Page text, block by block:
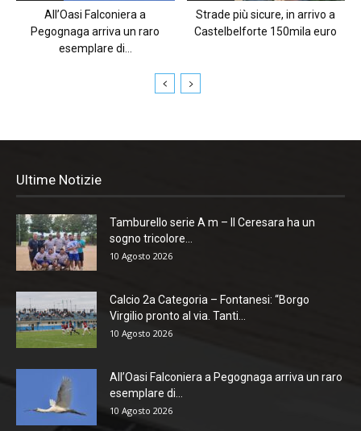
All’Oasi Falconiera a
Pegognaga arriva un raro
esemplare di...
Strade più sicure, in arrivo a
Castelbelforte 150mila euro
Ultime Notizie
Tamburello serie A m – Il Ceresara ha un
sogno tricolore...
10 Agosto 2026
Calcio 2a Categoria – Fontanesi: “Borgo
Virgilio pronto al via. Tanti...
10 Agosto 2026
All’Oasi Falconiera a Pegognaga arriva un raro
esemplare di...
10 Agosto 2026